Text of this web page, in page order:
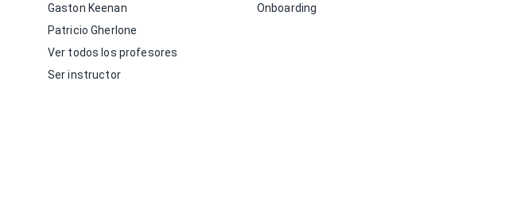
Gaston Keenan
Patricio Gherlone
Ver todos los profesores
Ser instructor
Onboarding